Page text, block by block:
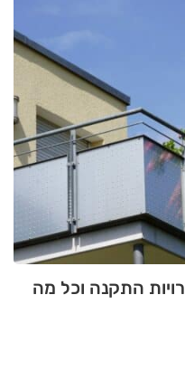
התקנה וכל מה